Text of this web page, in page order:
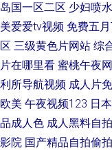
岛国一区二区 少妇喷
美爱爱tv视频 免费五
区 三级黄色片网站 综
片在哪里看 蜜桃午夜网
利所导航视频 成人片
欧美 午夜视频123 日
品成人色 成人黑料自拍
影院 国产精品自拍偷拍